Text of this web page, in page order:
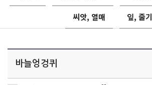
씨앗, 열매 잎, 줄기
바늘엉겅퀴